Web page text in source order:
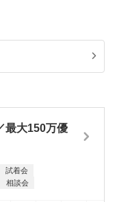
ため当日はスムーズに
ったと思いますが、一
スト化しておくと、当
ます。普段通りに過ご
た
最大150万優
試着会
相談会